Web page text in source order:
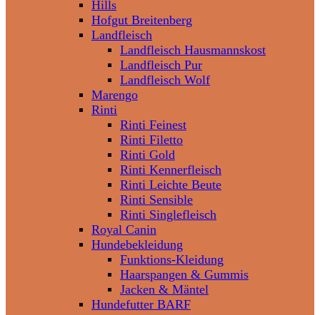
Hills
Hofgut Breitenberg
Landfleisch
Landfleisch Hausmannskost
Landfleisch Pur
Landfleisch Wolf
Marengo
Rinti
Rinti Feinest
Rinti Filetto
Rinti Gold
Rinti Kennerfleisch
Rinti Leichte Beute
Rinti Sensible
Rinti Singlefleisch
Royal Canin
Hundebekleidung
Funktions-Kleidung
Haarspangen & Gummis
Jacken & Mäntel
Hundefutter BARF